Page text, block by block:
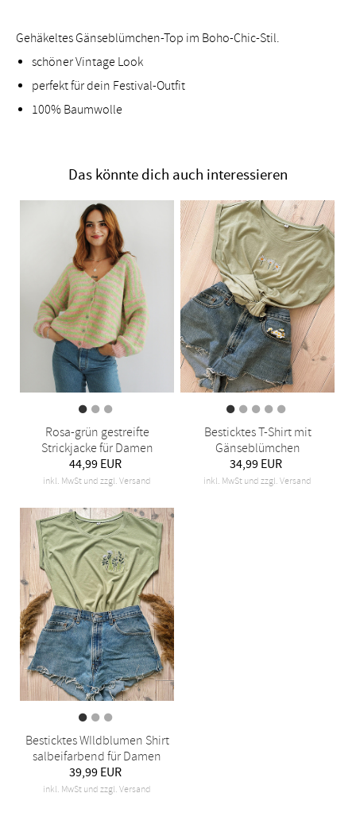
Gehäkeltes Gänseblümchen-Top im Boho-Chic-Stil.
schöner Vintage Look
perfekt für dein Festival-Outfit
100% Baumwolle
Das könnte dich auch interessieren
Rosa-grün gestreifte
Strickjacke für Damen
44,99 EUR
inkl. MwSt und zzgl. Versand
Besticktes T-Shirt mit
Gänseblümchen
34,99 EUR
inkl. MwSt und zzgl. Versand
Besticktes WIldblumen Shirt
salbeifarbend für Damen
39,99 EUR
inkl. MwSt und zzgl. Versand